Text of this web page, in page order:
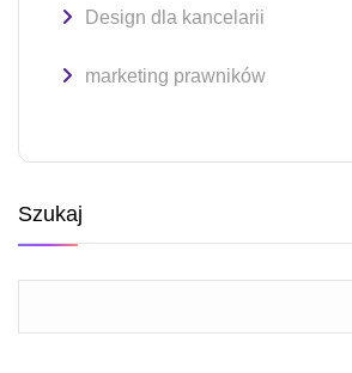
Design dla kancelarii
marketing prawników
Szukaj